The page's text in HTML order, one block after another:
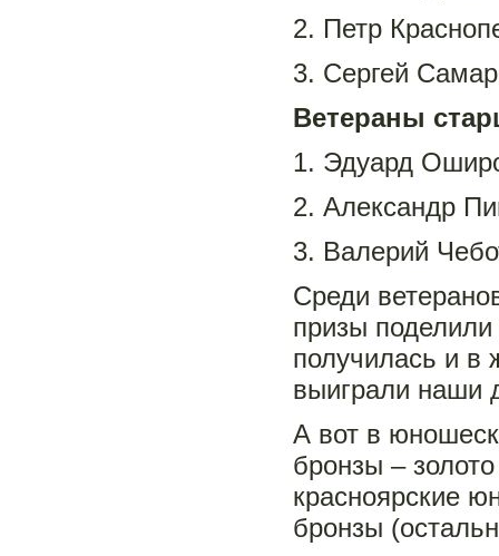
2. Петр
3. Сергей
Ветераны
1. Эдуард
2. Александр
3. Валерий
Среди
призы
получилась и в
выиграли наши
А вот в
бронзы –
красноярские
бронзы